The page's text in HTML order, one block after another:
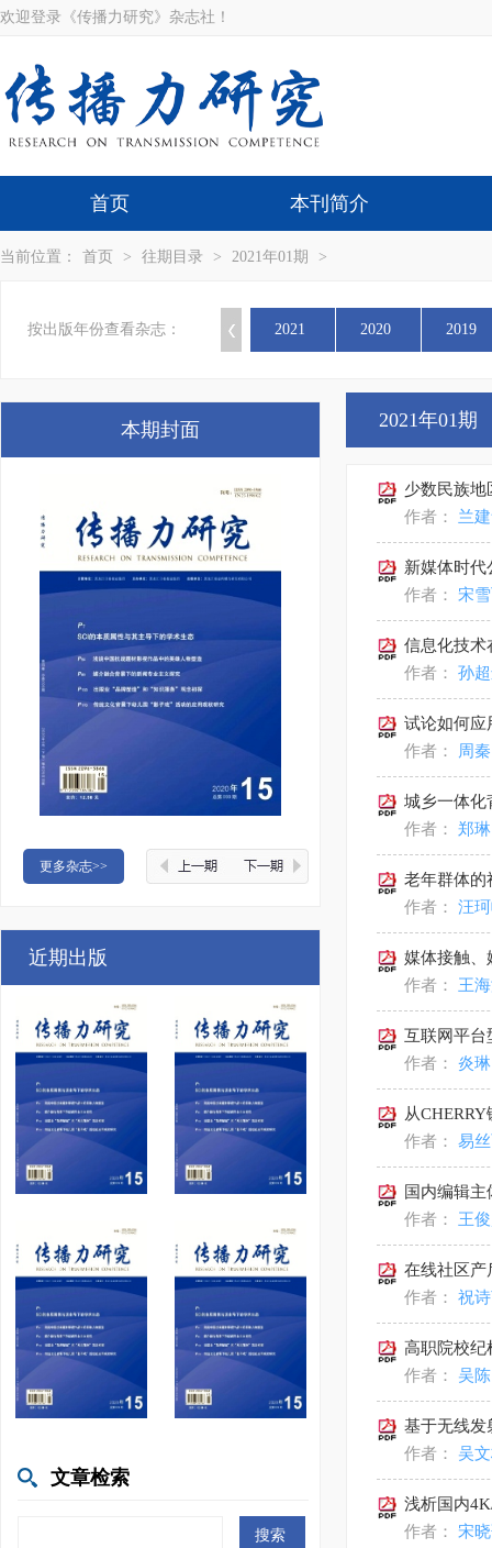
欢迎登录《传播力研究》杂志社！
首页 本刊简介
当前位置： 首页 > 往期目录 > 2021年01期 >
按出版年份查看杂志： 2021 2020 2019
本期封面
更多杂志>>
近期出版
文章检索
2021年01期
少数民族地
作者： 兰
新媒体时代
作者： 宋
信息化技术
作者： 孙
试论如何应
作者：
周
城乡一体化
作者： 郑
老年群体
作者： 汪
媒体接触、
作者： 王
互联网平台
作者： 炎
从
作者： 易
国内编辑
作者： 王
在线社区产
作者： 祝
高职院校纪
作者： 吴
基于无线发
作者： 吴
浅析国内
作者： 宋